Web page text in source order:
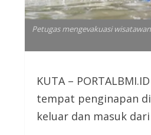
Petugas mengevakuasi
KUTA –
tempat penginapan di
keluar dan masuk